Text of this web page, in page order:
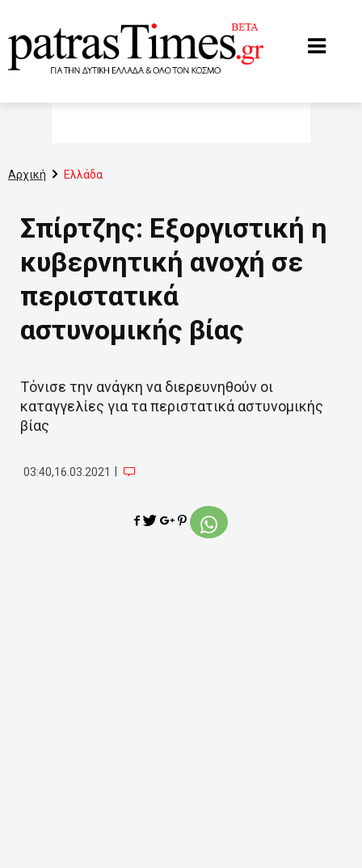
Αρχική Ελλάδα
Σπίρτζης: Εξοργιστική η
κυβερνητική ανοχή σε
περιστατικά
αστυνομικής βίας
Τόνισε την ανάγκη να διερευνηθούν οι
καταγγελίες για τα περιστατικά αστυνομικής
βίας
03:40,16.03.2021